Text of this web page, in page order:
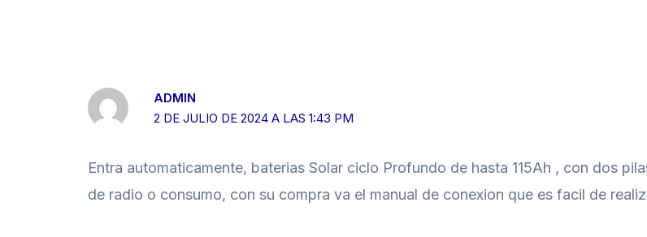
ADMIN
2 DE JULIO DE 2024 A LAS 1:43 PM
Entra automaticamente, baterias Solar ciclo Profundo de hasta 115Ah , con dos
de radio o consumo, con su compra va el manual de conexion que es facil de